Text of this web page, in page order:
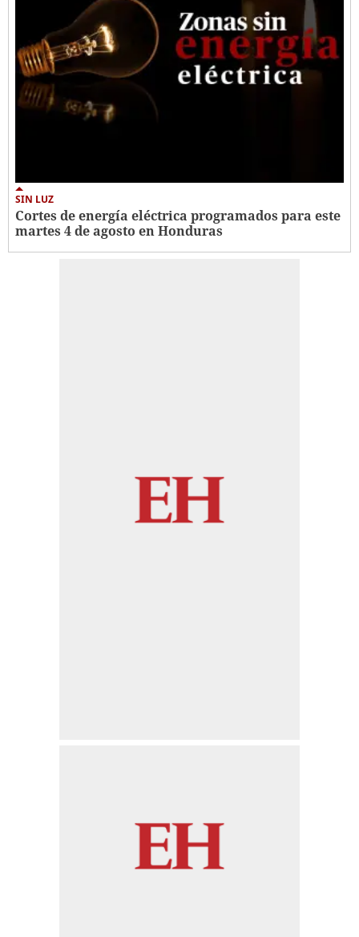
SIN LUZ
Cortes de energía eléctrica programados para este
martes 4 de agosto en Honduras